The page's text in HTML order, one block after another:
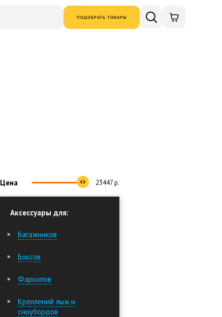
ПОДОБРАТЬ ТОВАРЫ
Цена 23447р.
Аксессуары для:
Багажников
Боксов
Фаркопов
Креплений лыж и
сноубордов